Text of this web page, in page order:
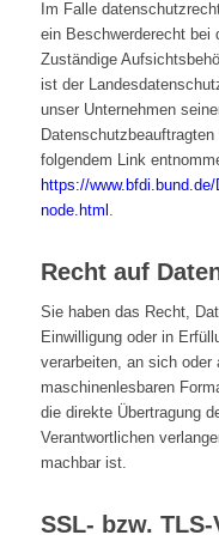
Im Falle
ein Beschwerderecht bei
Zuständige
ist der
unser Unternehmen
folgendem Link
https://
node.html .
Recht auf
Sie haben das Recht,
Einwilligung oder in
verarbeiten, an sich oder
maschinenlesbaren
die direkte Übertragung
Verantwortlichen
machbar ist.
SSL- bzw.